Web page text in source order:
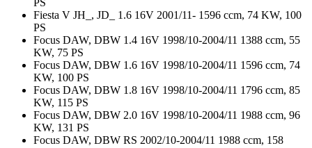
PS
Fiesta V JH_, JD_ 1.6 16V 2001/11- 1596 ccm, 74 KW, 100
PS
Focus DAW, DBW 1.4 16V 1998/10-2004/11 1388 ccm, 55
KW, 75 PS
Focus DAW, DBW 1.6 16V 1998/10-2004/11 1596 ccm, 74
KW, 100 PS
Focus DAW, DBW 1.8 16V 1998/10-2004/11 1796 ccm, 85
KW, 115 PS
Focus DAW, DBW 2.0 16V 1998/10-2004/11 1988 ccm, 96
KW, 131 PS
Focus DAW, DBW RS 2002/10-2004/11 1988 ccm, 158